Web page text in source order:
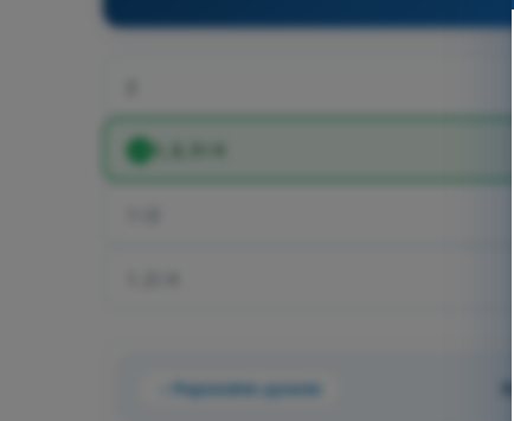
1, 2, 3 i 4
Poprzednie pytanie